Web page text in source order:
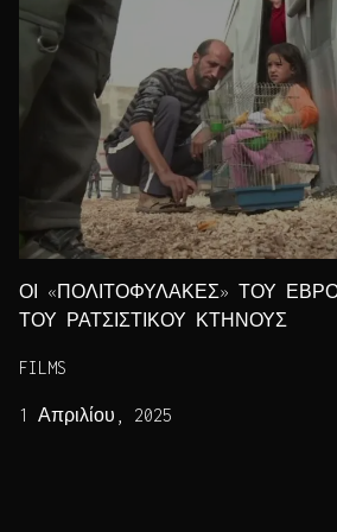
ΟΙ «ΠΟΛΙΤΟΦΥΛΑΚΕΣ» ΤΟΥ
ΤΟΥ ΡΑΤΣΙΣΤΙΚΟΥ ΚΤΗΝΟΥΣ
FILMS
1 Απριλίου, 2025